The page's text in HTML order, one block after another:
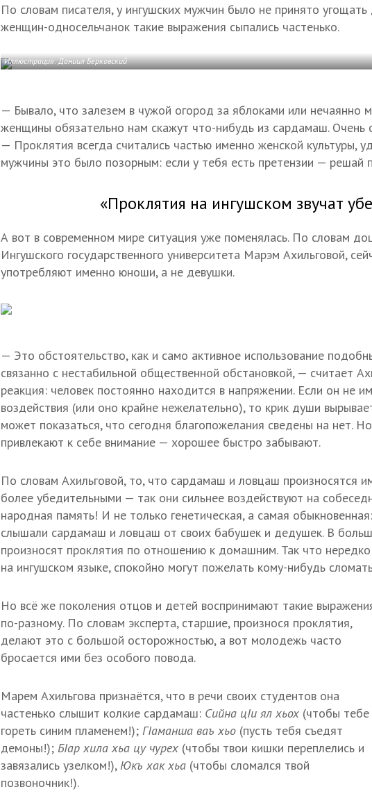
По словам писателя, у ингушских мужчин было не принято угощать
женщин-односельчанок такие выражения сыпались частенько.
Иллюстрация: Даниил Берковский
— Бывало, что залезем в чужой огород за яблоками или нечаянно
женщины обязательно нам скажут что-нибудь из сардамаш. Очень
— Проклятия всегда считались частью именно женской культуры,
мужчины это было позорным: если у тебя есть претензии — решай
«Проклятия на ингушском звучат
А вот в современном мире ситуация уже поменялась. По словам
Ингушского государственного университета Марэм Ахильговой,
употребляют именно юноши, а не девушки.
— Это обстоятельство, как и само активное использование
связанно с нестабильной общественной обстановкой, — считает
реакция: человек постоянно находится в напряжении. Если он не
воздействия (или оно крайне нежелательно), то крик души
может показаться, что сегодня благопожелания сведены на нет.
привлекают к себе внимание — хорошее быстро забывают.
По словам Ахильговой, то, что сардамаш и ловцаш произносятся
более убедительными — так они сильнее воздействуют на
народная память! И не только генетическая, а самая
слышали сардамаш и ловцаш от своих бабушек и дедушек. В
произносят проклятия по отношению к домашним. Так что
на ингушском языке, спокойно могут пожелать кому-нибудь
Но всё же поколения отцов и детей воспринимают такие
по-разному. По словам эксперта, старшие, произнося проклятия,
делают это с большой осторожностью, а вот молодежь часто
бросается ими без особого повода.
Марем Ахильгова признаётся, что в речи своих студентов она
частенько слышит колкие сардамаш: Сийна цIи ял хьох (чтобы тебе
гореть синим пламенем!); ГIаманша ваъ хьо (пусть тебя съедят
демоны!); БIар хила хьа цу чурех (чтобы твои кишки переплелись и
завязались узелком!),Юкъ хак хьа (чтобы сломался твой
позвоночник!).